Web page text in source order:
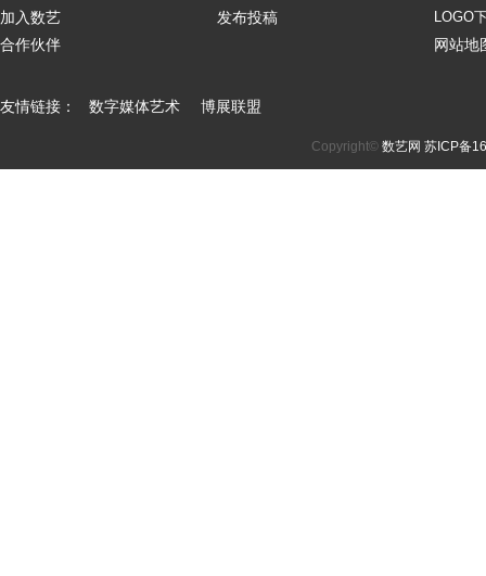
加入数艺
合作伙伴
发布投稿
LOGO
网站地
友情链接： 数字媒体艺术 博展联盟
Copyright© 数艺网 苏ICP备